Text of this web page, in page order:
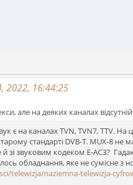
2022, 16:44:25
але на деяких каналах
є на каналах TVN, TVN7, TTV.
стандарті DVB-T. MUX-8
зі звуковим кодеком Е-АС3?
обладнання, яке не сумісне з
telewizja/naziemna-telewizja-